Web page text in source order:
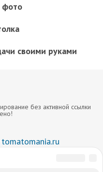
фото
своими руками
без активной ссылки
tomatomania.ru